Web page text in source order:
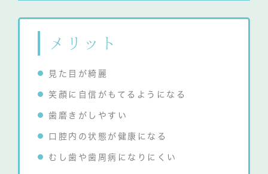
メリット
見た目が綺麗
笑顔に自信がもてるようになる
歯磨きがしやすい
口腔内の状態が健康になる
むし歯や歯周病になりにくい